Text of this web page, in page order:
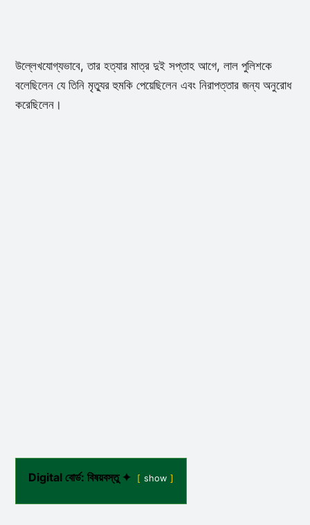
উল্লেখযোগ্যভাবে, তার হত্যার মাত্র দুই সপ্তাহ আগে, লাল পুলিশকে
বলেছিলেন যে তিনি মৃত্যুর হুমকি পেয়েছিলেন এবং নিরাপত্তার জন্য অনুরোধ
করেছিলেন।
Digital বোর্ড: বিষয়বস্তু ✦ show